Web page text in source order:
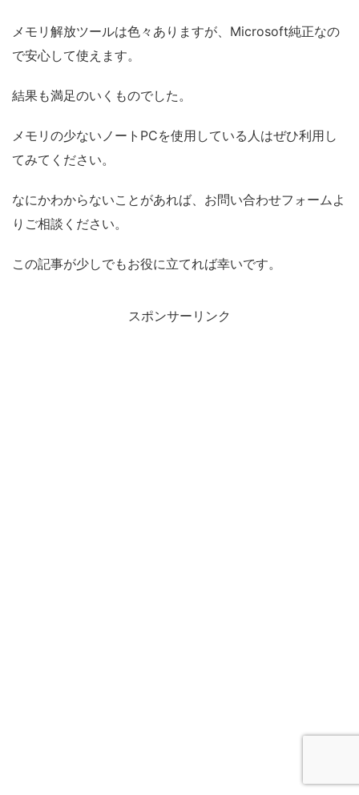
メモリ解放ツールは色々ありますが、Microsoft純正なの
で安心して使えます。
結果も満足のいくものでした。
メモリの少ないノートPCを使用している人はぜひ利用し
てみてください。
なにかわからないことがあれば、お問い合わせフォームよ
りご相談ください。
この記事が少しでもお役に立てれば幸いです。
スポンサーリンク